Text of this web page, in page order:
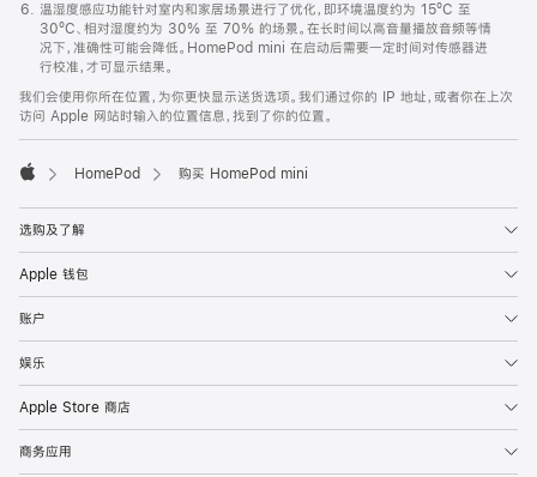
温湿度感应功能针对室内和家居场景进行了优化，即环境温度约为 15ºC 至
30ºC、相对湿度约为 30% 至 70% 的场景。在长时间以高音量播放音频等情
况下，准确性可能会降低。HomePod mini 在启动后需要一定时间对传感器进
行校准，才可显示结果。
我们会使用你所在位置，为你更快显示送货选项。我们通过你的 IP 地址，或者你在上次
访问 Apple 网站时输入的位置信息，找到了你的位置。
HomePod 购买 HomePod mini
选购及了解
Apple 钱包
账户
娱乐
Apple Store 商店
商务应用